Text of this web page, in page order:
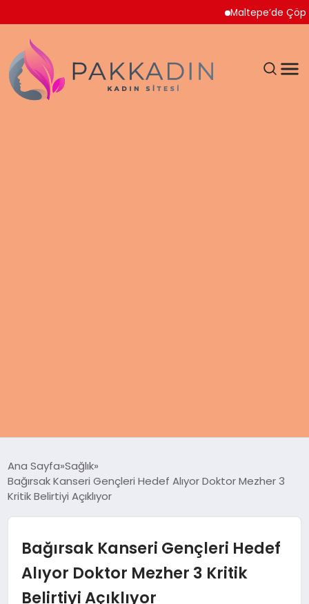
Maltepe’de Çöp Ev
KADIN
MAGAZIN
SPOR & FITNESS
Ana Sayfa Sağlık
Bağırsak Kanseri Gençleri Hedef Alıyor Doktor Mezher 3
Kritik Belirtiyi Açıklıyor
Bağırsak Kanseri Gençleri Hedef
Alıyor Doktor Mezher 3 Kritik
Belirtiyi Açıklıyor